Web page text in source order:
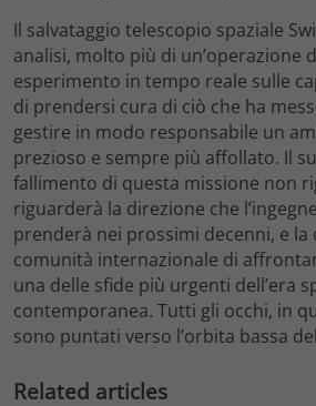
Il salvataggio telescopio spaziale
analisi, molto più di un’operazione
esperimento in tempo reale sulle
di prendersi cura di ciò che ha
gestire in modo responsabile un
prezioso e sempre più affollato. Il
fallimento di questa missione non
riguarderà la direzione che
prenderà nei prossimi decenni, e la
comunità internazionale di
una delle sfide più urgenti dell’era
contemporanea. Tutti gli occhi, in
sono puntati verso l’orbita bassa
Related articles